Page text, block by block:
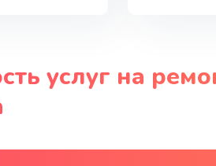
услуг на